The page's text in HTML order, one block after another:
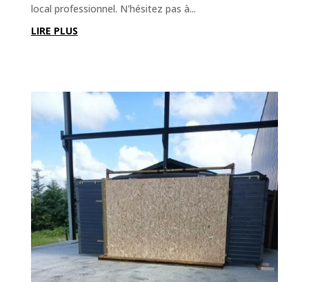
local professionnel. N'hésitez pas à...
LIRE PLUS